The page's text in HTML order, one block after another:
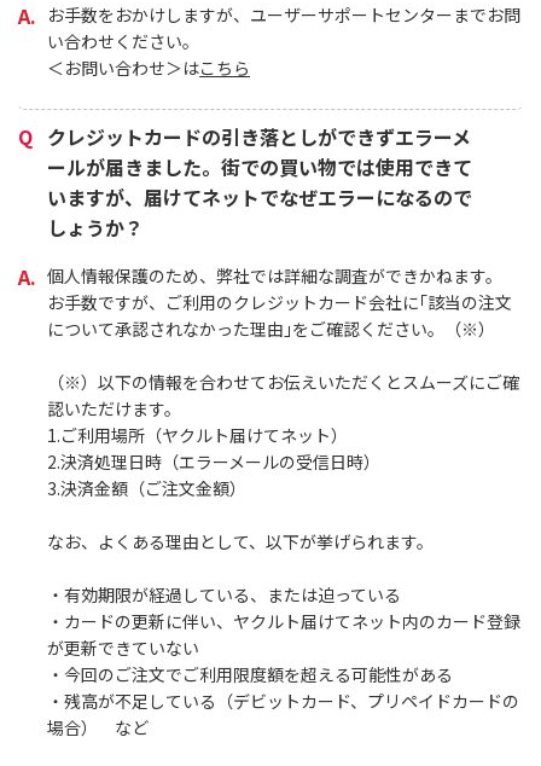
お手数をおかけしますが、ユーザーサポートセンターまでお問
い合わせください。
＜お問い合わせ＞はこちら
クレジットカードの引き落としができずエラーメ
ールが届きました。街での買い物では使用できて
いますが、届けてネットでなぜエラーになるので
しょうか？
個人情報保護のため、弊社では詳細な調査ができかねます。
お手数ですが、ご利用のクレジットカード会社に｢該当の注文
について承認されなかった理由｣をご確認ください。（※）
（※）以下の情報を合わせてお伝えいただくとスムーズにご確
認いただけます。
1.ご利用場所（ヤクルト届けてネット）
2.決済処理日時（エラーメールの受信日時）
3.決済金額（ご注文金額）
なお、よくある理由として、以下が挙げられます。
・有効期限が経過している、または迫っている
・カードの更新に伴い、ヤクルト届けてネット内のカード登録
が更新できていない
・今回のご注文でご利用限度額を超える可能性がある
・残高が不足している（デビットカード、プリペイドカードの
場合） など